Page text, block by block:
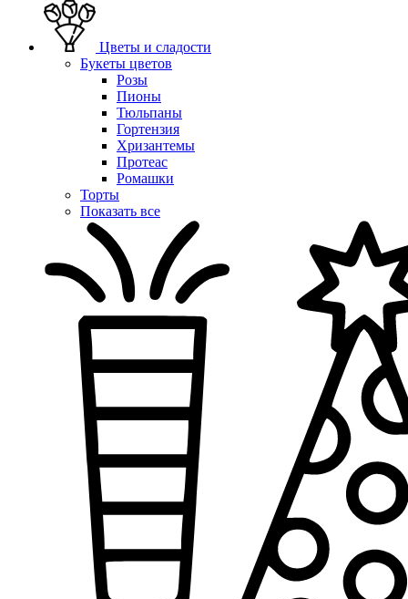
Цветы и сладости
Букеты цветов
Розы
Пионы
Тюльпаны
Гортензия
Хризантемы
Протеас
Ромашки
Торты
Показать все